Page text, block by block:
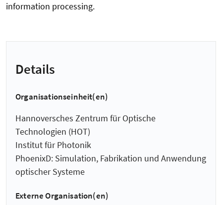
information processing.
Details
Organisationseinheit(en)
Hannoversches Zentrum für Optische
Technologien (HOT)
Institut für Photonik
PhoenixD: Simulation, Fabrikation und Anwendung
optischer Systeme
Externe Organisation(en)